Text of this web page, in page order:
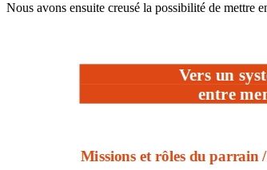
Nous avons ensuite creusé la possibilité de mettre